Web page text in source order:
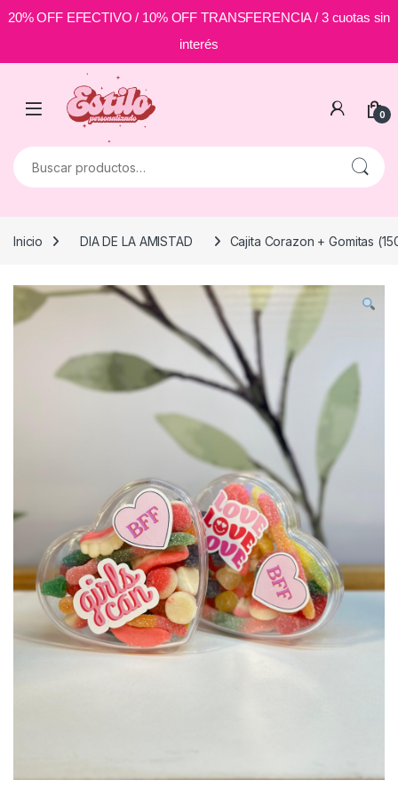
20% OFF EFECTIVO / 10% OFF TRANSFERENCIA / 3 cuotas sin
interés
Skip to navigation
0
Buscar por:
Inicio DIA DE LA AMISTAD Cajita Corazon + Gomitas